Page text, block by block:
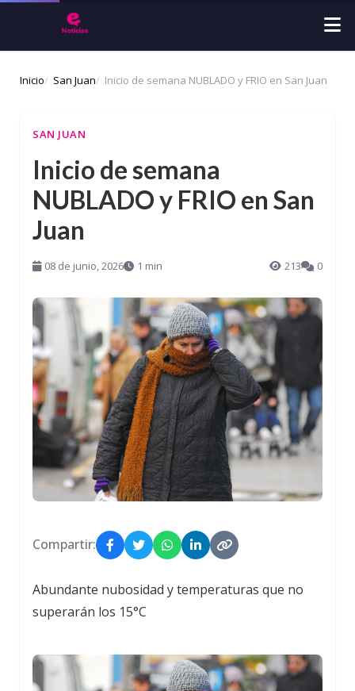
Inicio San Juan Inicio de semana NUBLADO y FRIO en San Juan
SAN JUAN
Inicio de semana
NUBLADO y FRIO en San
Juan
08 de junio, 2026 1 min 213 0
Compartir:
Abundante nubosidad y temperaturas que no
superarán los 15°C